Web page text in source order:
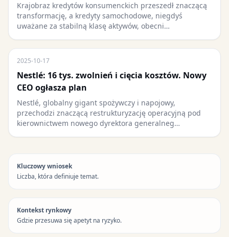
Krajobraz kredytów konsumenckich przeszedł znaczącą
transformację, a kredyty samochodowe, niegdyś
uważane za stabilną klasę aktywów, obecni…
2025-10-17
Nestlé: 16 tys. zwolnień i cięcia kosztów. Nowy
CEO ogłasza plan
Nestlé, globalny gigant spożywczy i napojowy,
przechodzi znaczącą restrukturyzację operacyjną pod
kierownictwem nowego dyrektora generalneg…
Kluczowy wniosek
Liczba, która definiuje temat.
Kontekst rynkowy
Gdzie przesuwa się apetyt na ryzyko.